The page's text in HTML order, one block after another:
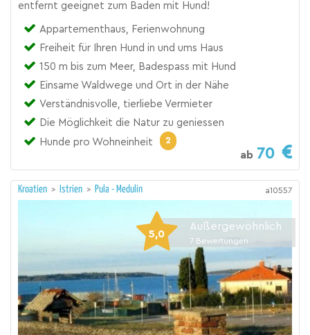
entfernt geeignet zum Baden mit Hund!
Appartementhaus, Ferienwohnung
Freiheit für Ihren Hund in und ums Haus
150 m bis zum Meer, Badespass mit Hund
Einsame Waldwege und Ort in der Nähe
Verständnisvolle, tierliebe Vermieter
Die Möglichkeit die Natur zu geniessen
Hunde pro Wohneinheit
2
ab 70
Kroatien > Istrien > Pula - Medulin a10557
5,0
Außergewöhnlich
7 Bewertungen